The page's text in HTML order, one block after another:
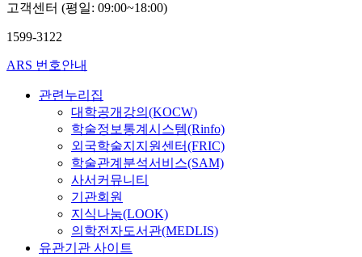
고객센터 (평일: 09:00~18:00)
1599-3122
ARS 번호안내
관련누리집
대학공개강의(KOCW)
학술정보통계시스템(Rinfo)
외국학술지지원센터(FRIC)
학술관계분석서비스(SAM)
사서커뮤니티
기관회원
지식나눔(LOOK)
의학전자도서관(MEDLIS)
유관기관 사이트